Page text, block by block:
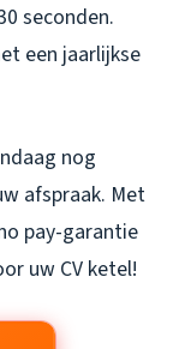
seconden.
een jaarlijkse
nog
afspraak. Met
pay-garantie
uw CV ketel!